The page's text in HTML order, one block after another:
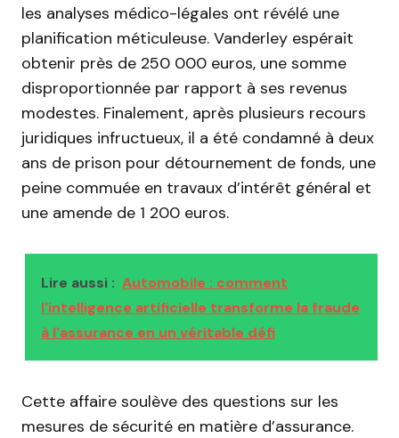
les analyses médico-légales ont révélé une
planification méticuleuse. Vanderley espérait
obtenir près de 250 000 euros, une somme
disproportionnée par rapport à ses revenus
modestes. Finalement, après plusieurs recours
juridiques infructueux, il a été condamné à deux
ans de prison pour détournement de fonds, une
peine commuée en travaux d’intérêt général et
une amende de 1 200 euros.
Lire aussi : Automobile : comment
l'intelligence artificielle transforme la fraude
à l'assurance en un véritable défi
Cette affaire soulève des questions sur les
mesures de sécurité en matière d’assurance.